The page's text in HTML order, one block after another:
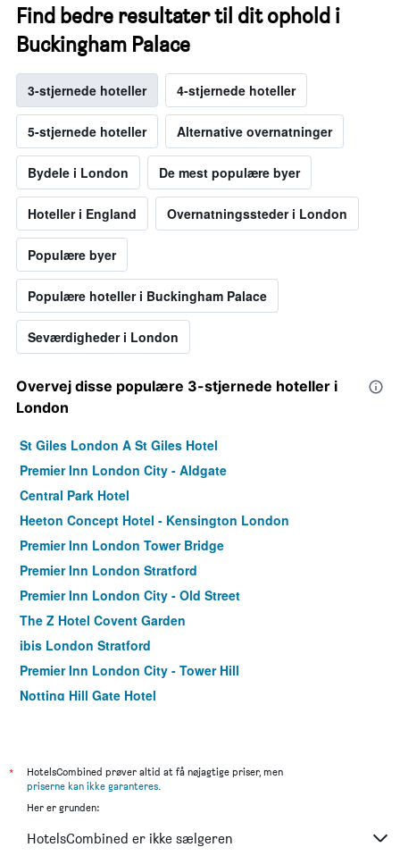
Find bedre resultater til dit ophold i
Buckingham Palace
3-stjernede hoteller 4-stjernede hoteller
5-stjernede hoteller Alternative overnatninger
Bydele i London De mest populære byer
Hoteller i England Overnatningssteder i London
Populære byer
Populære hoteller i Buckingham Palace
Seværdigheder i London
Overvej disse populære 3-stjernede hoteller i
London
St Giles London A St Giles Hotel
Premier Inn London City - Aldgate
Central Park Hotel
Heeton Concept Hotel - Kensington London
Premier Inn London Tower Bridge
Premier Inn London Stratford
Premier Inn London City - Old Street
The Z Hotel Covent Garden
ibis London Stratford
Premier Inn London City - Tower Hill
Notting Hill Gate Hotel
Staycity Aparthotels Greenwich High Road
The Corner London City
Vancouver Studios
*
HotelsCombined prøver altid at få nøjagtige priser, men
priserne kan ikke garanteres.
Her er grunden:
HotelsCombined er ikke sælgeren